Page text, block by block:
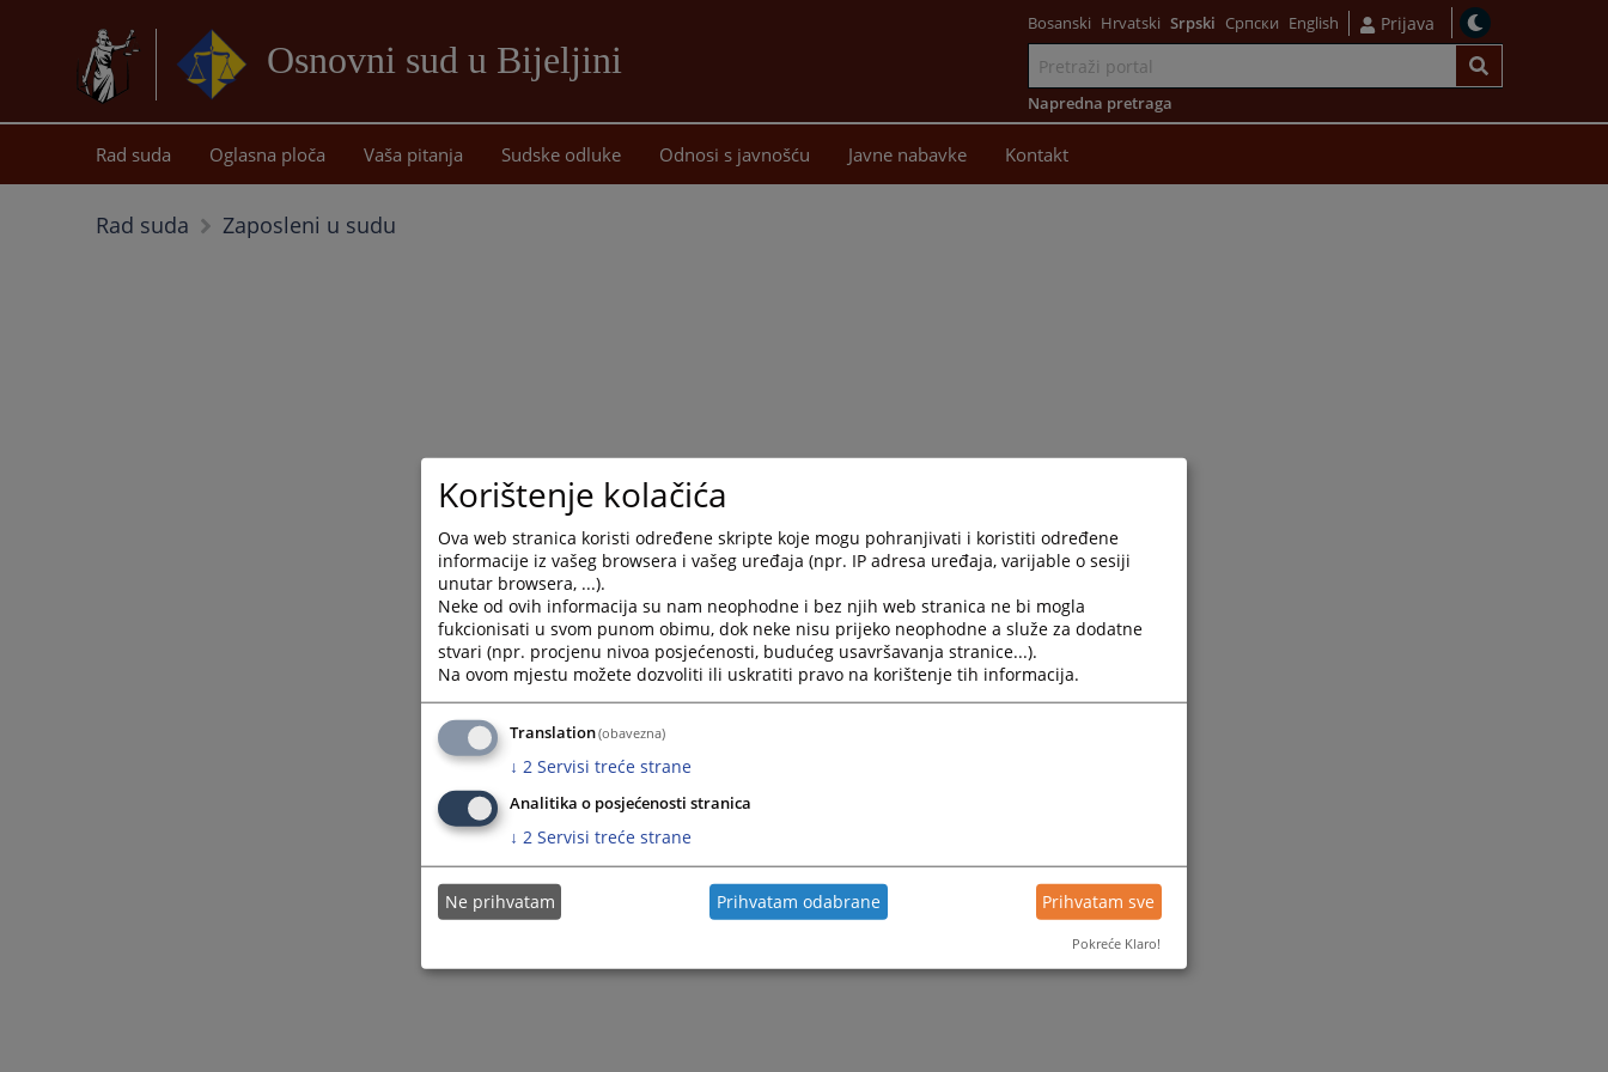
Osnovni sud u Bijeljini
sadržaj
Bosanski Hrvatski Srpski Српски English Prijava
Napredna pretraga
Rad suda Oglasna ploča Vaša pitanja Sudske odluke Odnosi s javnošću Javne nabavke Kontakt
Rad suda Zaposleni u sudu
Trenutno nema vijesti
Korištenje kolačića
Ova web stranica koristi određene skripte koje mogu pohranjivati i koristiti određene
informacije iz vašeg browsera i vašeg uređaja (npr. IP adresa uređaja, varijable o sesiji
unutar browsera, ...).
Neke od ovih informacija su nam neophodne i bez njih web stranica ne bi mogla
fukcionisati u svom punom obimu, dok neke nisu prijeko neophodne a služe za dodatne
stvari (npr. procjenu nivoa posjećenosti, budućeg usavršavanja stranice...).
Na ovom mjestu možete dozvoliti ili uskratiti pravo na korištenje tih informacija.
Translation(obavezna)
↓ 2 Servisi treće strane
Analitika o posjećenosti stranica
↓ 2 Servisi treće strane
Ne prihvatam Prihvatam odabrane Prihvatam sve
Pokreće Klaro!